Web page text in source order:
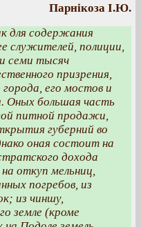
Парнікоза І.Ю.
для содержания
служителей, полиции,
семи тысяч
призрения,
его мостов и
Оных большая часть
питной продажи,
губерний во
оная состоит на
дохода
откуп мельниц,
погребов, из
из чиншу,
земле (кроме